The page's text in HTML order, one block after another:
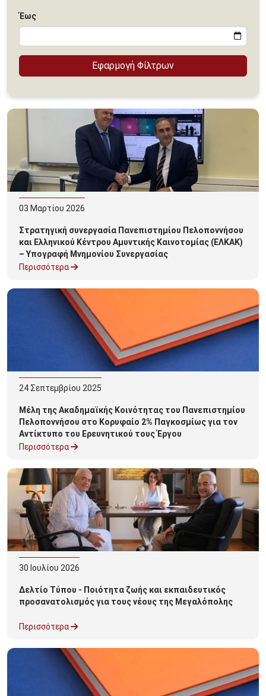
Έως
03 Μαρτίου 2026
Στρατηγική συνεργασία Πανεπιστημίου Πελοποννήσου
και Ελληνικού Κέντρου Αμυντικής Καινοτομίας (ΕΛΚΑΚ)
– Υπογραφή Μνημονίου Συνεργασίας
Περισσότερα
24 Σεπτεμβρίου 2025
Μέλη της Ακαδημαϊκής Κοινότητας του Πανεπιστημίου
Πελοποννήσου στο Κορυφαίο 2% Παγκοσμίως για τον
Αντίκτυπο του Ερευνητικού τους Έργου
Περισσότερα
30 Ιουλίου 2026
Δελτίο Τύπου - Ποιότητα ζωής και εκπαιδευτικός
προσανατολισμός για τους νέους της Μεγαλόπολης
Περισσότερα